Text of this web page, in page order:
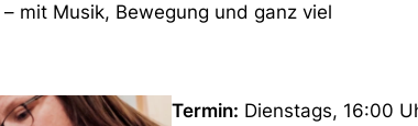
– mit Musik, Bewegung und ganz viel
Termin: Dienstags, 16:00